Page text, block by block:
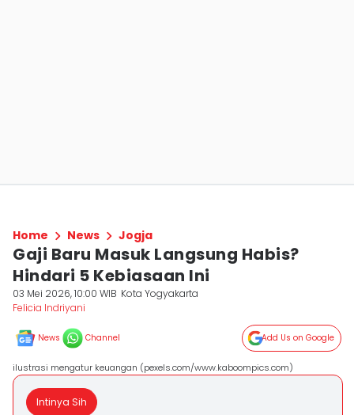
Home News Jogja
Gaji Baru Masuk Langsung Habis?
Hindari 5 Kebiasaan Ini
03 Mei 2026, 10:00 WIB Kota Yogyakarta
Felicia Indriyani
News Channel Add Us on Google
ilustrasi mengatur keuangan (pexels.com/www.kaboompics.com)
Intinya Sih